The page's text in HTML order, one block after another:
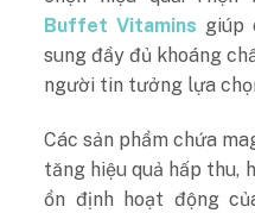
Buffet Vitamins giúp
sung đầy đủ khoáng
người tin tưởng lựa
Các sản phẩm chứa
tăng hiệu quả hấp thu,
ổn định hoạt động